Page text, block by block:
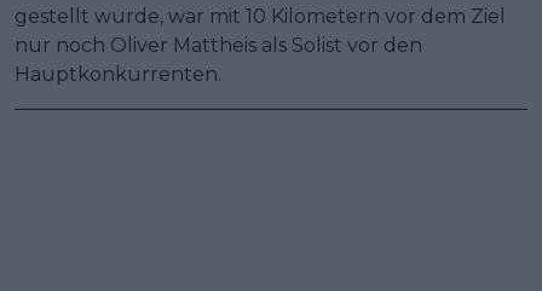
gestellt wurde, war mit 10 Kilometern vor dem Ziel
nur noch Oliver Mattheis als Solist vor den
Hauptkonkurrenten.